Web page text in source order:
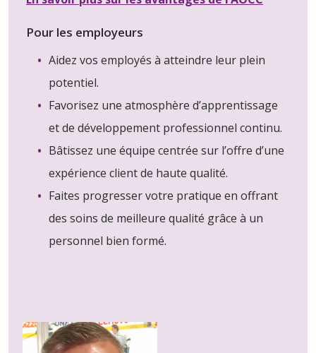
Pour les employeurs
Aidez vos employés à atteindre leur plein
potentiel.
Favorisez une atmosphère d’apprentissage
et de développement professionnel continu.
Bâtissez une équipe centrée sur l’offre d’une
expérience client de haute qualité.
Faites progresser votre pratique en offrant
des soins de meilleure qualité grâce à un
personnel bien formé.